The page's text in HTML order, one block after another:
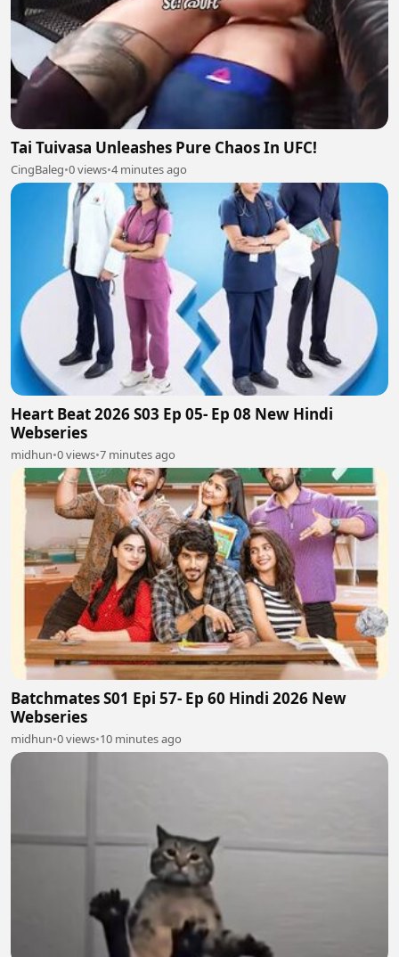
Tai Tuivasa Unleashes Pure Chaos In UFC!
CingBaleg•0 views•4 minutes ago
Heart Beat 2026 S03 Ep 05- Ep 08 New Hindi
Webseries
midhun•0 views•7 minutes ago
Batchmates S01 Epi 57- Ep 60 Hindi 2026 New
Webseries
midhun•0 views•10 minutes ago